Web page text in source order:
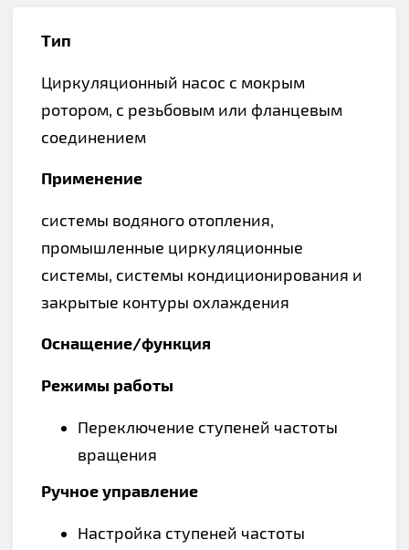
Тип
Циркуляционный насос с мокрым
ротором, с резьбовым или фланцевым
соединением
Применение
системы водяного отопления,
промышленные циркуляционные
системы, системы кондиционирования и
закрытые контуры охлаждения
Оснащение/функция
Режимы работы
Переключение ступеней частоты
вращения
Ручное управление
Настройка ступеней частоты